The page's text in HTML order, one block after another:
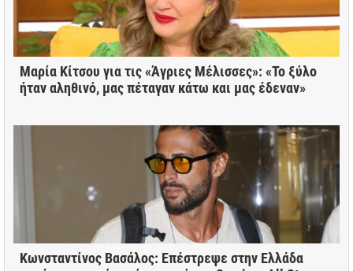
Μαρία Κίτσου για τις «Άγριες Μέλισσες»: «Το ξύλο
ήταν αληθινό, μας πέταγαν κάτω και μας έδεναν»
Κωνσταντίνος Βασάλος: Επέστρεψε στην Ελλάδα